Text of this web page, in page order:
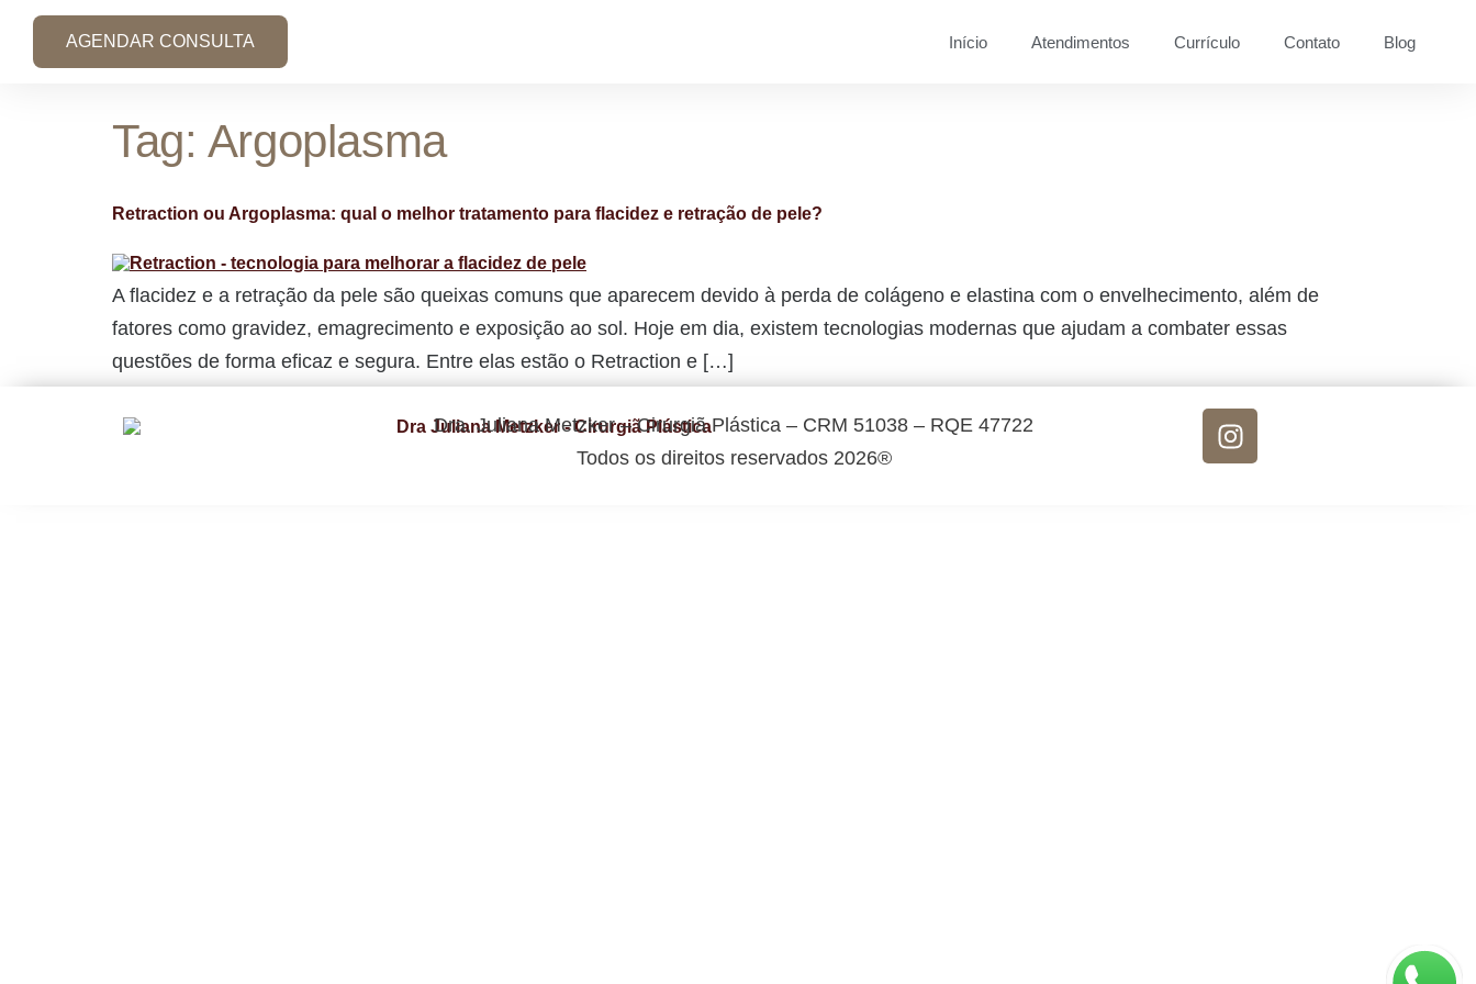
AGENDAR CONSULTA Início Atendimentos Currículo Contato Blog
Tag: Argoplasma
Retraction ou Argoplasma: qual o melhor tratamento para flacidez e retração de pele?
A flacidez e a retração da pele são queixas comuns que aparecem devido à perda de colágeno e elastina com o envelhecimento, além de
fatores como gravidez, emagrecimento e exposição ao sol. Hoje em dia, existem tecnologias modernas que ajudam a combater essas
questões de forma eficaz e segura. Entre elas estão o Retraction e […]
Dra. Juliana Metzker – Cirurgiã Plástica – CRM 51038 – RQE 47722
Todos os direitos reservados 2026®